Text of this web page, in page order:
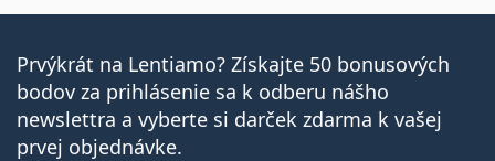
Prvýkrát na Lentiamo? Získajte 50 bonusových
bodov za prihlásenie sa k odberu nášho
newslettra a vyberte si darček zdarma k vašej
prvej objednávke.